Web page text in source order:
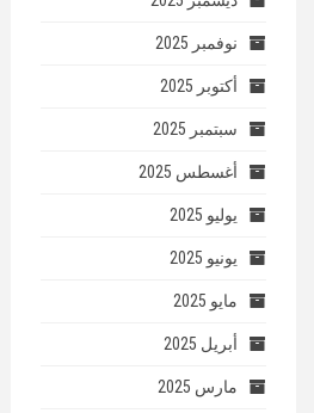
نوفمبر 2025
أكتوبر 2025
سبتمبر 2025
أغسطس 2025
يوليو 2025
يونيو 2025
مايو 2025
أبريل 2025
مارس 2025